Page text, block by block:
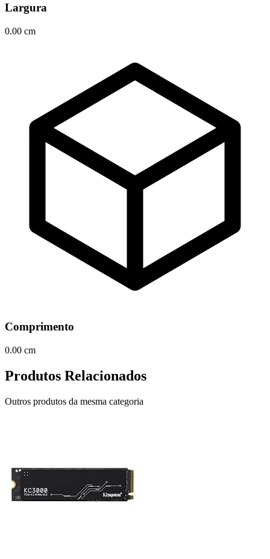
Largura
0.00 cm
Comprimento
0.00 cm
Produtos Relacionados
Outros produtos da mesma categoria